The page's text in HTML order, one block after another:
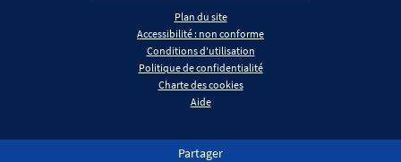
Plan du site
Accessibilité : non conforme
Conditions d'utilisation
Politique de confidentialité
Charte des cookies
Aide
Partager